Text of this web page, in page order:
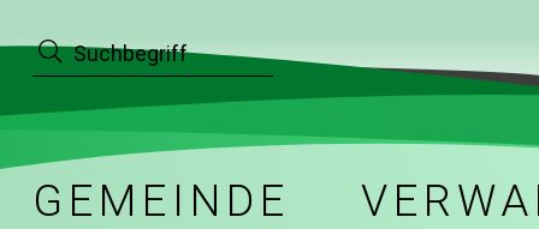
SchnellnavigationSuche starten
Hauptnavigation
GEMEINDE